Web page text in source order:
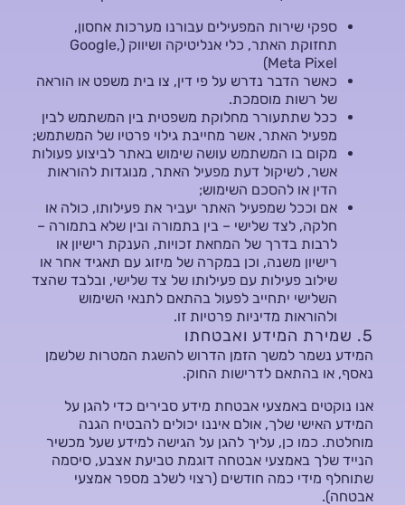
ספקי שירות המפעילים עבורנו מערכות אחסון,
תחזוקת האתר, כלי אנליטיקה ושיווק (Google,
(Meta Pixel
כאשר הדבר נדרש על פי דין, צו בית משפט או הוראה
של רשות מוסמכת.
ככל שתתעורר מחלוקת משפטית בין המשתמש לבין
מפעיל האתר, אשר מחייבת גילוי פרטיו של המשתמש;
מקום בו המשתמש עושה שימוש באתר לביצוע פעולות
אשר, לשיקול דעת מפעיל האתר, מנוגדות להוראות
הדין או להסכם השימוש;
אם וככל שמפעיל האתר יעביר את פעילותו, כולה או
חלקה, לצד שלישי – בין בתמורה ובין שלא בתמורה –
לרבות בדרך של המחאת זכויות, הענקת רישיון או
רישיון משנה, וכן במקרה של מיזוג עם תאגיד אחר או
שילוב פעילות עם פעילותו של צד שלישי, ובלבד שהצד
השלישי יתחייב לפעול בהתאם לתנאי השימוש
ולהוראות מדיניות פרטיות זו.
5. שמירת המידע ואבטחתו
המידע נשמר למשך הזמן הדרוש להשגת המטרות שלשמן
נאסף, או בהתאם לדרישות החוק.
אנו נוקטים באמצעי אבטחת מידע סבירים כדי להגן על
המידע האישי שלך, אולם איננו יכולים להבטיח הגנה
מוחלטת. כמו כן, עליך להגן על הגישה למידע שעל מכשיר
הנייד שלך באמצעי אבטחה דוגמת טביעת אצבע, סיסמה
שתוחלף מידי כמה חודשים (רצוי לשלב מספר אמצעי
אבטחה).